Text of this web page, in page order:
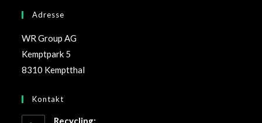
Adresse
WR Group AG
Kemptpark 5
8310 Kemptthal
Kontakt
Recycling: